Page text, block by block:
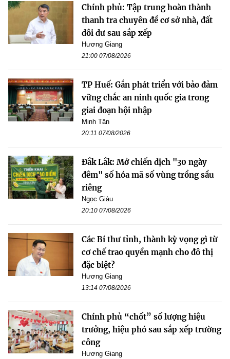
Chính phủ: Tập trung hoàn thành
thanh tra chuyên đề cơ sở nhà, đất
dôi dư sau sắp xếp
Hương Giang
21:00 07/08/2026
TP Huế: Gắn phát triển với bảo đảm
vững chắc an ninh quốc gia trong
giai đoạn hội nhập
Minh Tân
20:11 07/08/2026
Đắk Lắk: Mở chiến dịch "30 ngày
đêm" số hóa mã số vùng trồng sầu
riêng
Ngọc Giàu
20:10 07/08/2026
Các Bí thư tỉnh, thành kỳ vọng gì từ
cơ chế trao quyền mạnh cho đô thị
đặc biệt?
Hương Giang
13:14 07/08/2026
Chính phủ “chốt” số lượng hiệu
trưởng, hiệu phó sau sắp xếp trường
công
Hương Giang